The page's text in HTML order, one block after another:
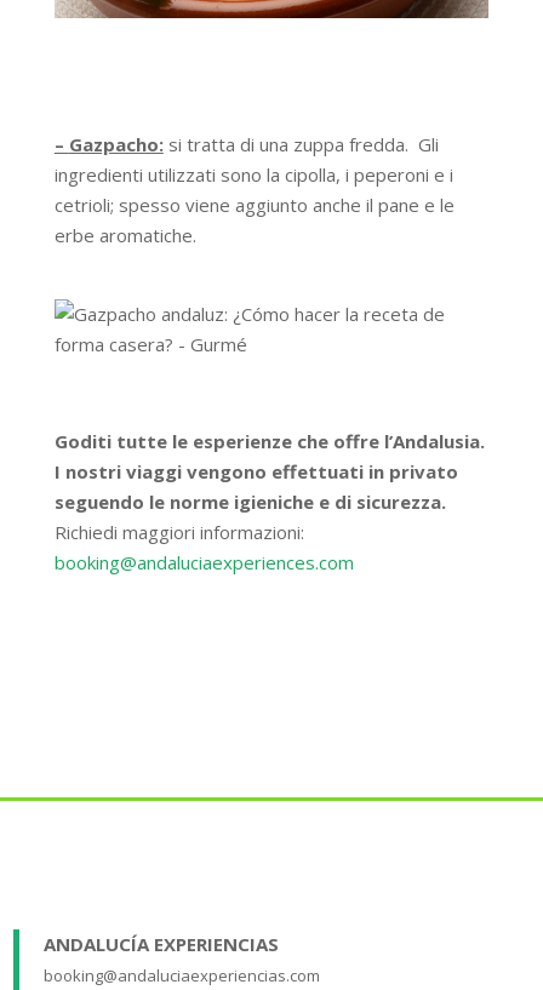
– Gazpacho:si tratta di una zuppa fredda. Gli
ingredienti utilizzati sono la cipolla, i peperoni e i
cetrioli; spesso viene aggiunto anche il pane e le
erbe aromatiche.
Goditi tutte le esperienze che offre l’Andalusia.
I nostri viaggi vengono effettuati in privato
seguendo le norme igieniche e di sicurezza.
Richiedi maggiori informazioni:
booking@andaluciaexperiences.com
ANDALUCÍA EXPERIENCIAS
booking@andaluciaexperiencias.com